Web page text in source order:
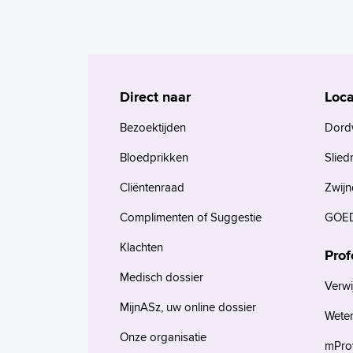
Direct naar
Bezoektijden
Bloedprikken
Cliëntenraad
Complimenten of Suggestie
Klachten
Medisch dossier
MijnASz, uw online dossier
Onze organisatie